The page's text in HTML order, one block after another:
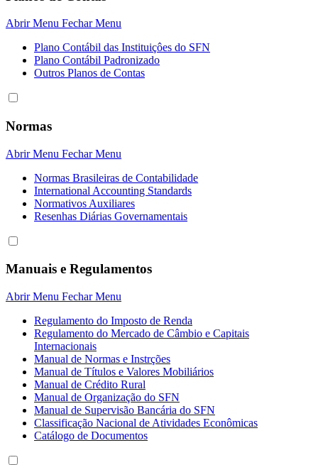
Abrir Menu Fechar Menu
Plano Contábil das Instituiçôes do SFN
Plano Contábil Padronizado
Outros Planos de Contas
Normas
Abrir Menu Fechar Menu
Normas Brasileiras de Contabilidade
International Accounting Standards
Normativos Auxiliares
Resenhas Diárias Governamentais
Manuais e Regulamentos
Abrir Menu Fechar Menu
Regulamento do Imposto de Renda
Regulamento do Mercado de Câmbio e Capitais
Internacionais
Manual de Normas e Instrções
Manual de Títulos e Valores Mobiliários
Manual de Crédito Rural
Manual de Organização do SFN
Manual de Supervisão Bancária do SFN
Classificação Nacional de Atividades Econômicas
Catálogo de Documentos